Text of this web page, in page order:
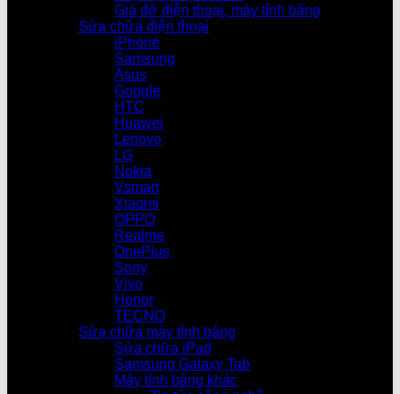
Giá đỡ điện thoại, máy tính bảng
Sửa chữa điện thoại
iPhone
Samsung
Asus
Google
HTC
Huawei
Lenovo
LG
Nokia
Vsmart
Xiaomi
OPPO
Realme
OnePlus
Sony
Vivo
Honor
TECNO
Sửa chữa máy tính bảng
Sửa chữa iPad
Samsung Galaxy Tab
Máy tính bảng khác